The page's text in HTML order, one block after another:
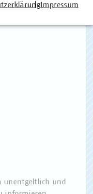
unentgeltlich und
Impressum